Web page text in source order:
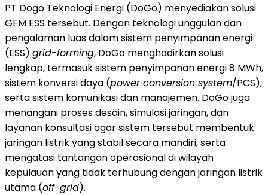
PT Dogo Teknologi Energi (DoGo) menyediakan solusi
GFM ESS tersebut. Dengan teknologi unggulan dan
pengalaman luas dalam sistem penyimpanan energi
(ESS) grid-forming, DoGo menghadirkan solusi
lengkap, termasuk sistem penyimpanan energi 8 MWh,
sistem konversi daya (power conversion system/PCS),
serta sistem komunikasi dan manajemen. DoGo juga
menangani proses desain, simulasi jaringan, dan
layanan konsultasi agar sistem tersebut membentuk
jaringan listrik yang stabil secara mandiri, serta
mengatasi tantangan operasional di wilayah
kepulauan yang tidak terhubung dengan jaringan listrik
utama (off-grid).